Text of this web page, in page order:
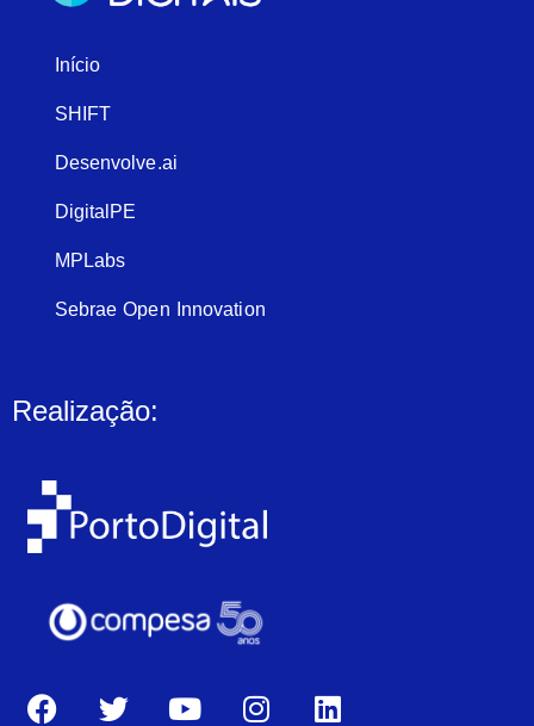
Início
SHIFT
Desenvolve.ai
DigitalPE
MPLabs
Sebrae Open Innovation
Realização: